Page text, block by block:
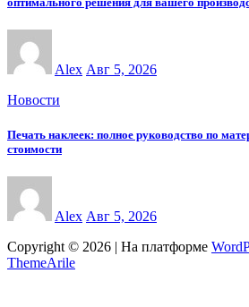
Alex Авг 5, 2026
Новости
Печать наклеек: полное руководство по
стоимости
Alex Авг 5, 2026
Copyright © 2026 | На платформе
ThemeArile